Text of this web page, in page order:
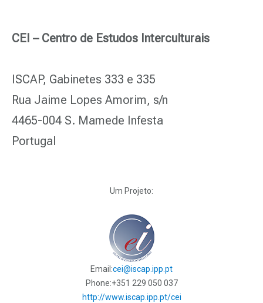
CEI – Centro de Estudos Interculturais
ISCAP, Gabinetes 333 e 335
Rua Jaime Lopes Amorim, s/n
4465-004 S. Mamede Infesta
Portugal
Um Projeto:
Email:cei@iscap.ipp.pt
Phone:+351 229 050 037
http://www.iscap.ipp.pt/cei